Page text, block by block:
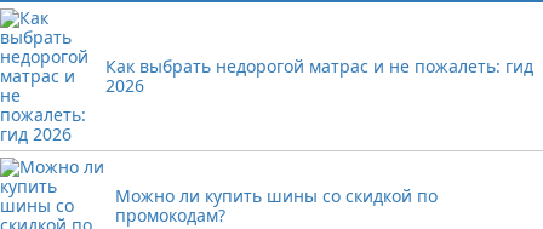
Как выбрать недорогой матрас и не пожалеть: гид
2026
Можно ли купить шины со скидкой по
промокодам?